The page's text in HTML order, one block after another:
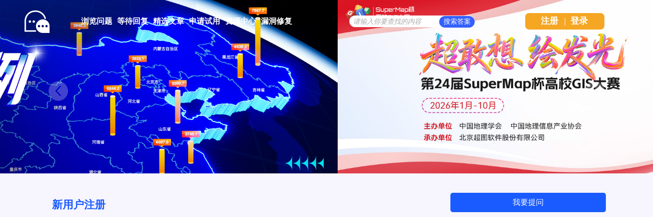
Next
Prev
浏览问题 等待回复 精选文章 申请试用 资源中心 漏洞修复 注册 | 登录
新用户注册